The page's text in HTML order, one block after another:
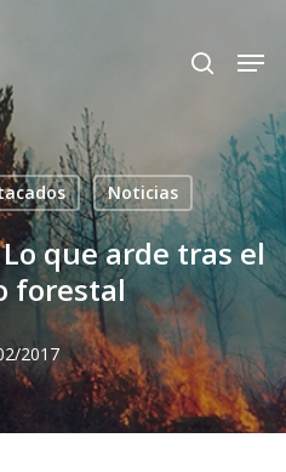
search
Noticias
que arde tras el
forestal
2017
Close
Menu